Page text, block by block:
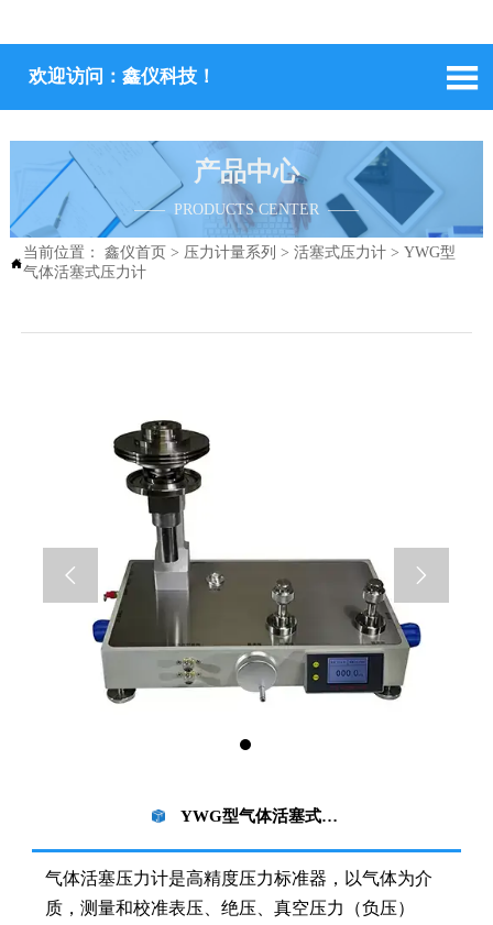
欢迎访问：鑫仪科技！ 
产品中心
—— PRODUCTS CENTER ——

当前位置： 鑫仪首页 > 压力计量系列 > 活塞式压力计> YWG型
气体活塞式压力计
 
YWG型气体活塞式压力计
气体活塞压力计是高精度压力标准器，以气体为介
质，测量和校准表压、绝压、真空压力（负压）